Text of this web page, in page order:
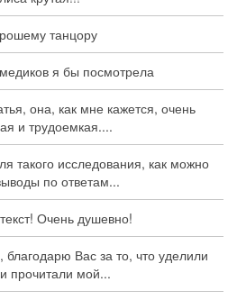
танцору
я бы посмотрела
она, как мне кажется, очень
и трудоемкая....
такого исследования, как можно
по ответам...
Очень душевно!
Вас за то, что уделили
прочитали мой...